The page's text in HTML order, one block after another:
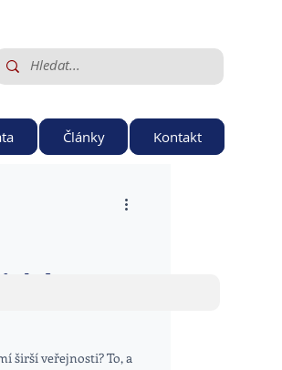
Články Kontakt
širší veřejnosti? To, a